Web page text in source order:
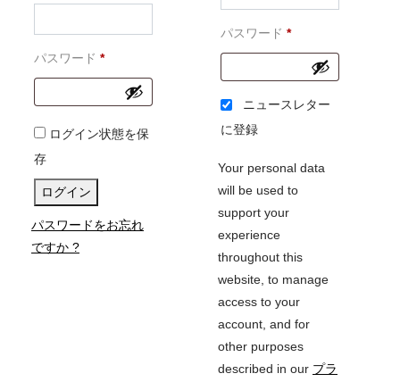
須
パスワード *必
須
ログイン状態を保
存
ログイン
パスワードをお忘れ
ですか ?
パスワード *必
須
ニュースレター
に登録
Your personal data
will be used to
support your
experience
throughout this
website, to manage
access to your
account, and for
other purposes
described in our プラ